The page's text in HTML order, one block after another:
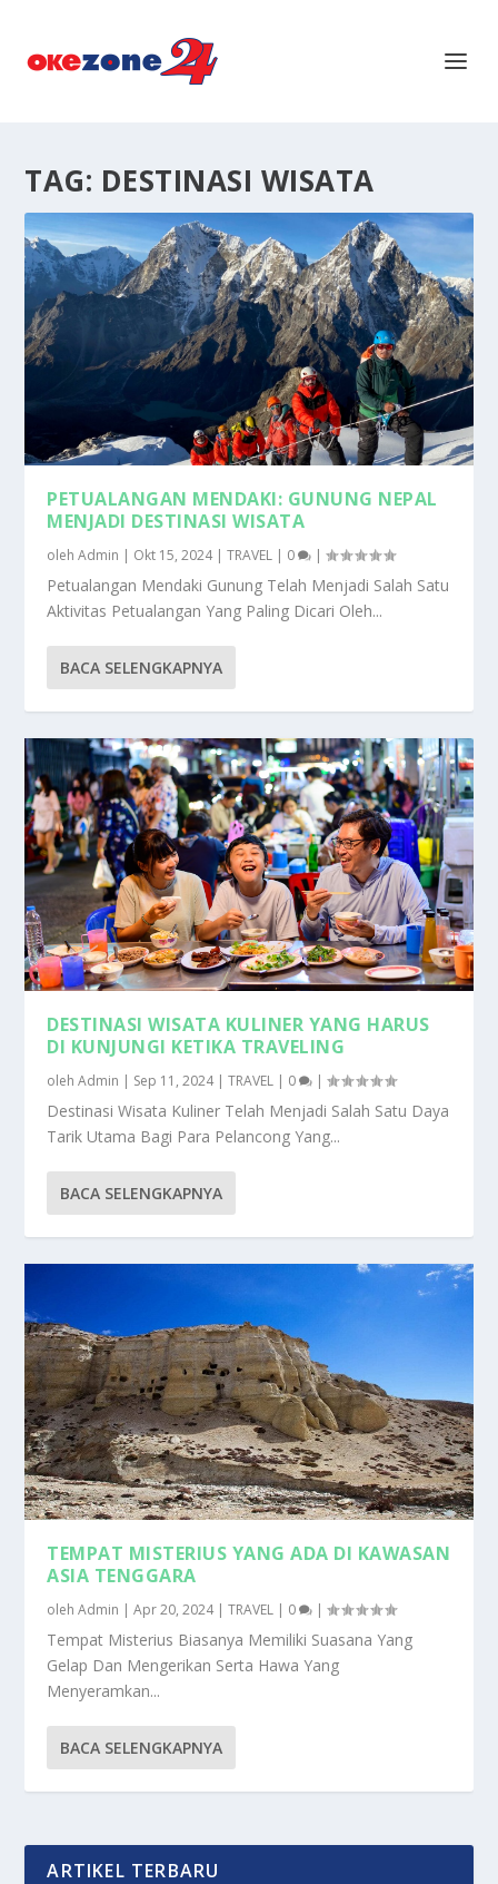
TAG: DESTINASI WISATA
PETUALANGAN MENDAKI: GUNUNG NEPAL
MENJADI DESTINASI WISATA
olehAdmin | Okt 15, 2024|TRAVEL | 0 |
Petualangan Mendaki Gunung Telah Menjadi Salah Satu
Aktivitas Petualangan Yang Paling Dicari Oleh...
BACA SELENGKAPNYA
DESTINASI WISATA KULINER YANG HARUS
DI KUNJUNGI KETIKA TRAVELING
olehAdmin | Sep 11, 2024|TRAVEL | 0 |
Destinasi Wisata Kuliner Telah Menjadi Salah Satu Daya
Tarik Utama Bagi Para Pelancong Yang...
BACA SELENGKAPNYA
TEMPAT MISTERIUS YANG ADA DI KAWASAN
ASIA TENGGARA
olehAdmin |Apr 20, 2024|TRAVEL | 0 |
Tempat Misterius Biasanya Memiliki Suasana Yang
Gelap Dan Mengerikan Serta Hawa Yang
Menyeramkan...
BACA SELENGKAPNYA
ARTIKEL TERBARU